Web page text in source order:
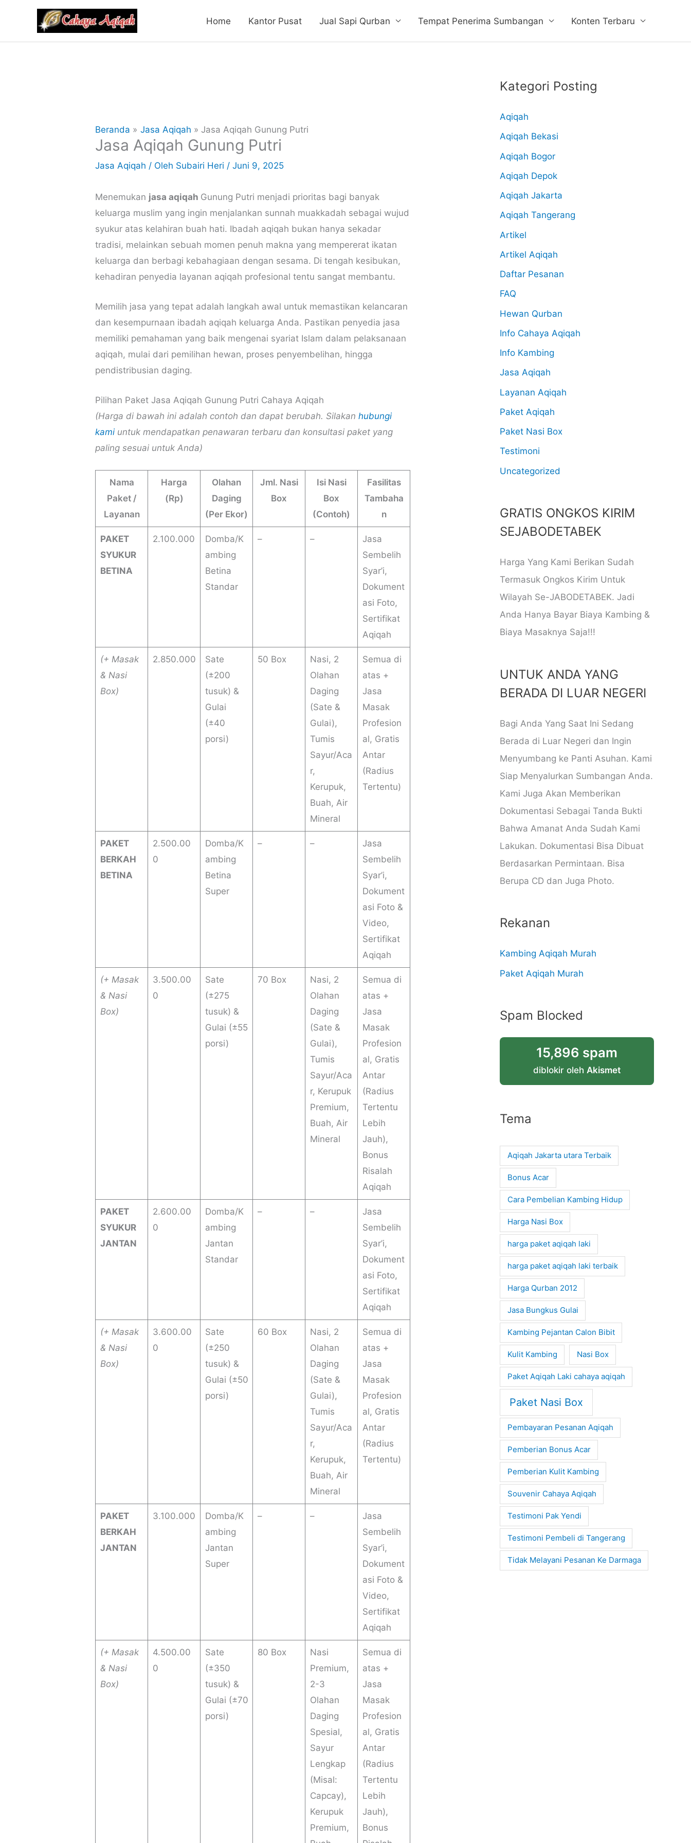
konten
Home Kantor Pusat Jual Sapi Qurban Tempat Penerima Sumbangan Konten Terbaru
Beranda Jasa Aqiqah Jasa Aqiqah Gunung Putri
Jasa Aqiqah Gunung Putri
Jasa Aqiqah / Oleh Subairi Heri /Juni 9, 2025
Menemukan jasa aqiqah Gunung Putri menjadi prioritas bagi banyak
keluarga muslim yang ingin menjalankan sunnah muakkadah sebagai wujud
syukur atas kelahiran buah hati. Ibadah aqiqah bukan hanya sekadar
tradisi, melainkan sebuah momen penuh makna yang mempererat ikatan
keluarga dan berbagi kebahagiaan dengan sesama. Di tengah kesibukan,
kehadiran penyedia layanan aqiqah profesional tentu sangat membantu.
Memilih jasa yang tepat adalah langkah awal untuk memastikan kelancaran
dan kesempurnaan ibadah aqiqah keluarga Anda. Pastikan penyedia jasa
memiliki pemahaman yang baik mengenai syariat Islam dalam pelaksanaan
aqiqah, mulai dari pemilihan hewan, proses penyembelihan, hingga
pendistribusian daging.
Pilihan Paket Jasa Aqiqah Gunung Putri Cahaya Aqiqah
(Harga di bawah ini adalah contoh dan dapat berubah. Silakanhubungi
kamiuntuk mendapatkan penawaran terbaru dan konsultasi paket yang
paling sesuai untuk Anda)
Nama
Paket /
Layanan
Harga
(Rp)
Olahan
Daging
(Per Ekor)
Jml. Nasi
Box
Isi Nasi
Box
(Contoh)
Fasilitas
Tambaha
n
PAKET
SYUKUR
BETINA
2.100.000
Domba/K
ambing
Betina
Standar
– –
Jasa
Sembelih
Syar’i,
Dokument
asi Foto,
Sertifikat
Aqiqah
(+ Masak
& Nasi
Box)
2.850.000
Sate
(±200
tusuk) &
Gulai
(±40
porsi)
50 Box
Nasi, 2
Olahan
Daging
(Sate &
Gulai),
Tumis
Sayur/Aca
r,
Kerupuk,
Buah, Air
Mineral
Semua di
atas +
Jasa
Masak
Profesion
al, Gratis
Antar
(Radius
Tertentu)
PAKET
BERKAH
BETINA
2.500.00
0
Domba/K
ambing
Betina
Super
– –
Jasa
Sembelih
Syar’i,
Dokument
asi Foto &
Video,
Sertifikat
Aqiqah
(+ Masak
& Nasi
Box)
3.500.00
0
Sate
(±275
tusuk) &
Gulai (±55
porsi)
70 Box
Nasi, 2
Olahan
Daging
(Sate &
Gulai),
Tumis
Sayur/Aca
r, Kerupuk
Premium,
Buah, Air
Mineral
Semua di
atas +
Jasa
Masak
Profesion
al, Gratis
Antar
(Radius
Tertentu
Lebih
Jauh),
Bonus
Risalah
Aqiqah
PAKET
SYUKUR
JANTAN
2.600.00
0
Domba/K
ambing
Jantan
Standar
– –
Jasa
Sembelih
Syar’i,
Dokument
asi Foto,
Sertifikat
Aqiqah
(+ Masak
& Nasi
Box)
3.600.00
0
Sate
(±250
tusuk) &
Gulai (±50
porsi)
60 Box
Nasi, 2
Olahan
Daging
(Sate &
Gulai),
Tumis
Sayur/Aca
r,
Kerupuk,
Buah, Air
Mineral
Semua di
atas +
Jasa
Masak
Profesion
al, Gratis
Antar
(Radius
Tertentu)
PAKET
BERKAH
JANTAN
3.100.000
Domba/K
ambing
Jantan
Super
– –
Jasa
Sembelih
Syar’i,
Dokument
asi Foto &
Video,
Sertifikat
Aqiqah
(+ Masak
& Nasi
Box)
4.500.00
0
Sate
(±350
tusuk) &
Gulai (±70
porsi)
80 Box
Nasi
Premium,
2-3
Olahan
Daging
Spesial,
Sayur
Lengkap
(Misal:
Capcay),
Kerupuk
Premium,
Semua di
atas +
Jasa
Masak
Profesion
al, Gratis
Antar
(Radius
Tertentu
Lebih
Jauh),
Bonus
Kategori Posting
Aqiqah
Aqiqah Bekasi
Aqiqah Bogor
Aqiqah Depok
Aqiqah Jakarta
Aqiqah Tangerang
Artikel
Artikel Aqiqah
Daftar Pesanan
FAQ
Hewan Qurban
Info Cahaya Aqiqah
Info Kambing
Jasa Aqiqah
Layanan Aqiqah
Paket Aqiqah
Paket Nasi Box
Testimoni
Uncategorized
GRATIS ONGKOS KIRIM
SEJABODETABEK
Harga Yang Kami Berikan Sudah
Termasuk Ongkos Kirim Untuk
Wilayah Se-JABODETABEK. Jadi
Anda Hanya Bayar Biaya Kambing &
Biaya Masaknya Saja!!!
UNTUK ANDA YANG
BERADA DI LUAR NEGERI
Bagi Anda Yang Saat Ini Sedang
Berada di Luar Negeri dan Ingin
Menyumbang ke Panti Asuhan. Kami
Siap Menyalurkan Sumbangan Anda.
Kami Juga Akan Memberikan
Dokumentasi Sebagai Tanda Bukti
Bahwa Amanat Anda Sudah Kami
Lakukan. Dokumentasi Bisa Dibuat
Berdasarkan Permintaan. Bisa
Berupa CD dan Juga Photo.
Rekanan
Kambing Aqiqah Murah
Paket Aqiqah Murah
Spam Blocked
15,896 spam
diblokir oleh Akismet
Tema
Aqiqah Jakarta utara Terbaik
Bonus Acar
Cara Pembelian Kambing Hidup
Harga Nasi Box
harga paket aqiqah laki
harga paket aqiqah laki terbaik
Harga Qurban 2012
Jasa Bungkus Gulai
Kambing Pejantan Calon Bibit
Kulit Kambing Nasi Box
Paket Aqiqah Laki cahaya aqiqah
Paket Nasi Box
Pembayaran Pesanan Aqiqah
Pemberian Bonus Acar
Pemberian Kulit Kambing
Souvenir Cahaya Aqiqah
Testimoni Pak Yendi
Testimoni Pembeli di Tangerang
Tidak Melayani Pesanan Ke Darmaga